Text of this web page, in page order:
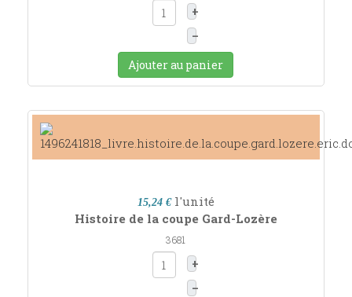
+
–
Ajouter au panier
15,24 € l'unité
Histoire de la coupe Gard-Lozère
3681
+
–